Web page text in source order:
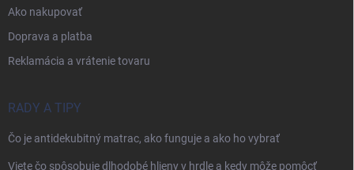
Ako nakupovať
Doprava a platba
Reklamácia a vrátenie tovaru
RADY A TIPY
Čo je antidekubitný matrac, ako funguje a ako ho vybrať
Viete čo spôsobuje dlhodobé hlieny v hrdle a kedy môže pomôcť